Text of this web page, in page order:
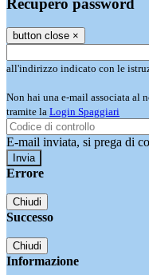
button close ×
all'indirizzo indicato con le
Non hai una e-mail associata al
tramite la Login Spaggiari
E-mail inviata, si prega di
Errore
Chiudi
Successo
Chiudi
Informazione